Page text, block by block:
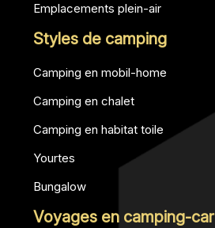
Emplacements plein-air
Styles de camping
Camping en mobil-home
Camping en chalet
Camping en habitat toile
Yourtes
Bungalow
Voyages en camping-car